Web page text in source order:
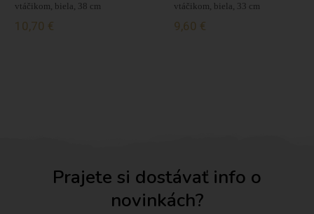
vtáčikom, biela, 38 cm
10,70 €
vtáčikom, biela, 33 cm
9,60 €
Prajete si dostávať info o
novinkách?